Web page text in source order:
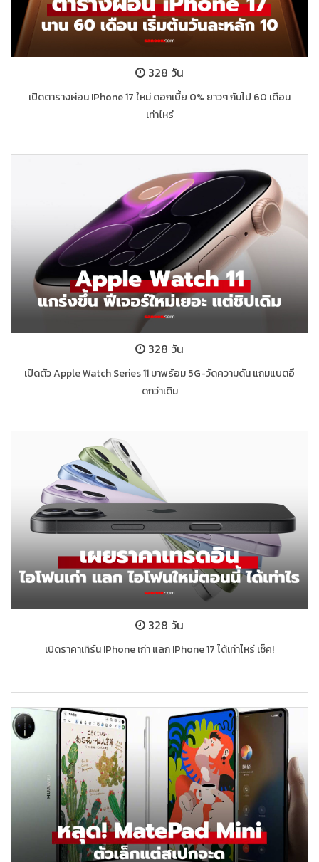
328 วัน
เปิดตารางผ่อน IPhone 17 ใหม่ ดอกเบี้ย 0% ยาวๆ กันไป 60 เดือน
เท่าไหร่
328 วัน
เปิดตัว Apple Watch Series 11 มาพร้อม 5G-วัดความดัน แถมแบตอึ
ดกว่าเดิม
328 วัน
เปิดราคาเทิร์น IPhone เก่า แลก IPhone 17 ได้เท่าไหร่ เช็ค!